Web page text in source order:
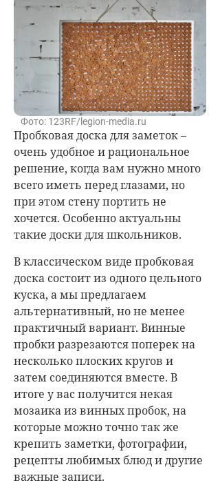
Фото: 123RF/legion-media.ru
Пробковая доска для заметок –
очень удобное и рациональное
решение, когда вам нужно много
всего иметь перед глазами, но
при этом стену портить не
хочется. Особенно актуальны
такие доски для школьников.
В классическом виде пробковая
доска состоит из одного цельного
куска, а мы предлагаем
альтернативный, но не менее
практичный вариант. Винные
пробки разрезаются поперек на
несколько плоских кругов и
затем соединяются вместе. В
итоге у вас получится некая
мозаика из винных пробок, на
которые можно точно так же
крепить заметки, фотографии,
рецепты любимых блюд и другие
важные записи.